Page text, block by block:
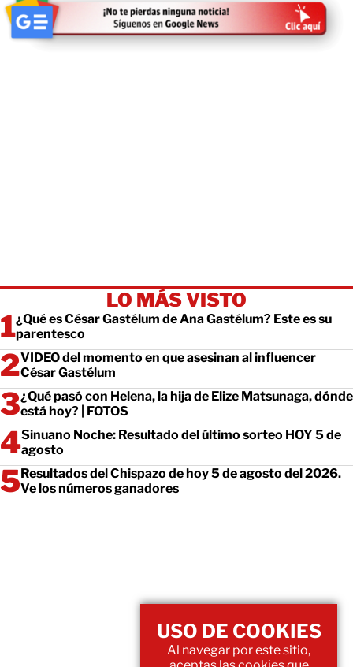
LO MÁS VISTO
¿Qué es César Gastélum de Ana Gastélum? Este es su
parentesco
VIDEO del momento en que asesinan al influencer
César Gastélum
¿Qué pasó con Helena, la hija de Elize Matsunaga, dónde
está hoy? | FOTOS
Sinuano Noche: Resultado del último sorteo HOY 5 de
agosto
Resultados del Chispazo de hoy 5 de agosto del 2026.
Ve los números ganadores
USO DE COOKIES
Al navegar por este sitio,